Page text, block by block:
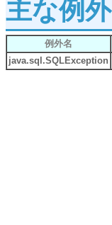
主な例外
例外名
java.sql.SQLException